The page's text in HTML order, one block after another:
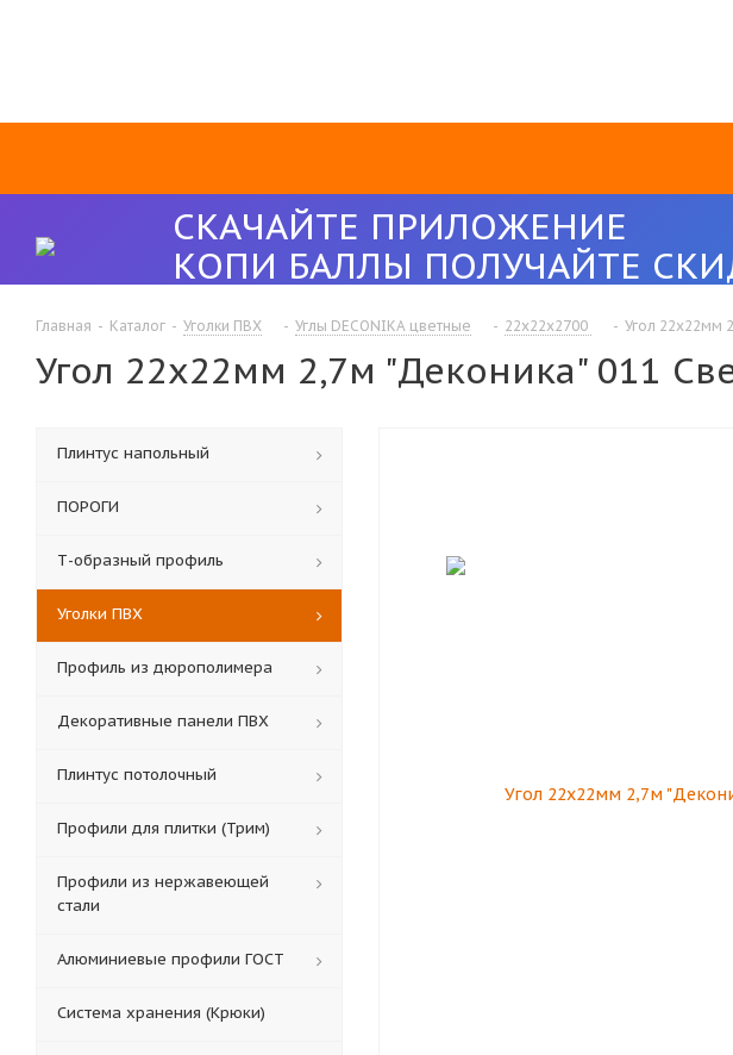
СКАЧАЙТЕ ПРИЛОЖЕНИЕ
КОПИ БАЛЛЫ ПОЛУЧАЙТЕ
Главная - Каталог - Уголки ПВХ - Углы DECONIKA цветные - 22х22х2700 - Угол 22х22мм
Угол 22х22мм 2,7м "Деконика" 011
Плинтус напольный
ПОРОГИ
Т-образный профиль
Уголки ПВХ
Профиль из дюрополимера
Декоративные панели ПВХ
Плинтус потолочный
Профили для плитки (Трим)
Профили из нержавеющей
стали
Алюминиевые профили ГОСТ
Система хранения (Крюки)